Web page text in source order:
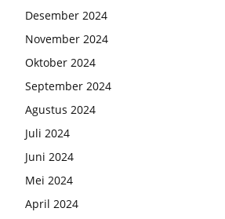
Desember 2024
November 2024
Oktober 2024
September 2024
Agustus 2024
Juli 2024
Juni 2024
Mei 2024
April 2024